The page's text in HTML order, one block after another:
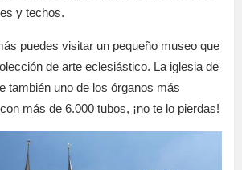
y techos.
puedes visitar un pequeño museo que
de arte eclesiástico. La iglesia de
también uno de los órganos más
más de 6.000 tubos, ¡no te lo pierdas!